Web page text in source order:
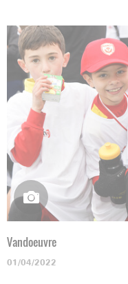
Vandoeuvre
01/04/2022